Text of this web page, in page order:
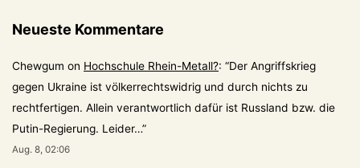
Neueste Kommentare
Chewgum on Hochschule Rhein-Metall?: “Der Angriffskrieg
gegen Ukraine ist völkerrechtswidrig und durch nichts zu
rechtfertigen. Allein verantwortlich dafür ist Russland bzw. die
Putin-Regierung. Leider…”
Aug. 8, 02:06